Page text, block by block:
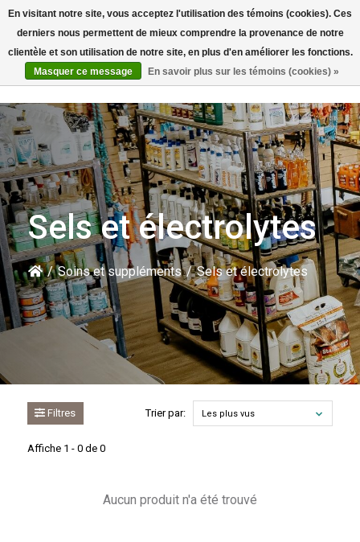
Rechercher
Sels et électrolytes
/ Soins et suppléments / Sels et électrolytes
Filtres
Affiche 1 - 0 de 0
Trier par: Les plus vus
Aucun produit n'a été trouvé
En visitant notre site, vous acceptez l'utilisation des témoins (cookies). Ces
derniers nous permettent de mieux comprendre la provenance de notre
clientèle et son utilisation de notre site, en plus d'en améliorer les fonctions.
Masquer ce message
En savoir plus sur les témoins (cookies) »